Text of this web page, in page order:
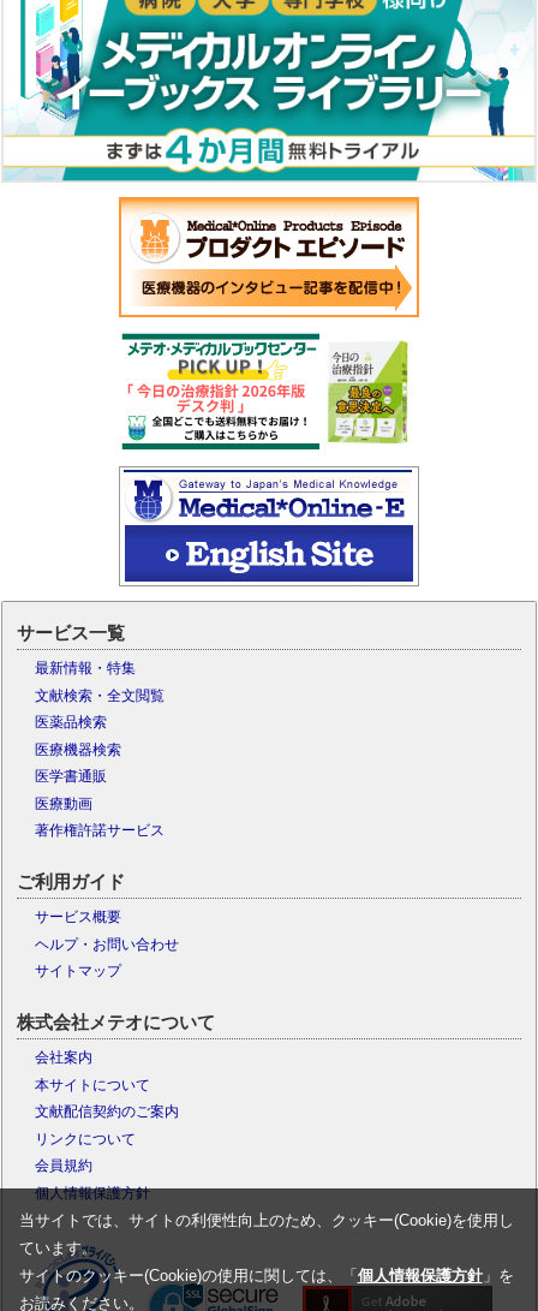
サービス一覧
最新情報・特集
文献検索・全文閲覧
医薬品検索
医療機器検索
医学書通販
医療動画
著作権許諾サービス
ご利用ガイド
サービス概要
ヘルプ・お問い合わせ
サイトマップ
株式会社メテオについて
会社案内
本サイトについて
文献配信契約のご案内
リンクについて
会員規約
個人情報保護方針
当サイトでは、サイトの利便性向上のため、クッキー(Cookie)を使用し
ています。
サイトのクッキー(Cookie)の使用に関しては、「 個人情報保護方針」を
お読みください。